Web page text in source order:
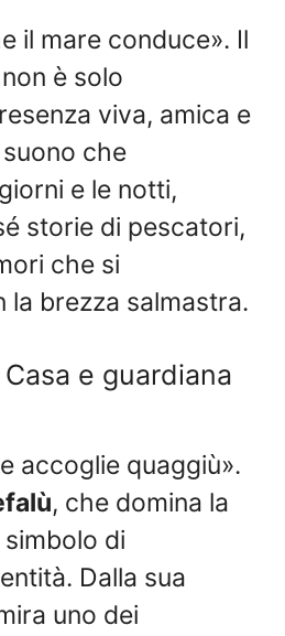
il mare conduce». Il
è solo
viva, amica e
che
e le notti,
storie di pescatori,
che si
la brezza salmastra.
e guardiana
accoglie quaggiù».
, che domina la
simbolo di
Dalla sua
uno dei